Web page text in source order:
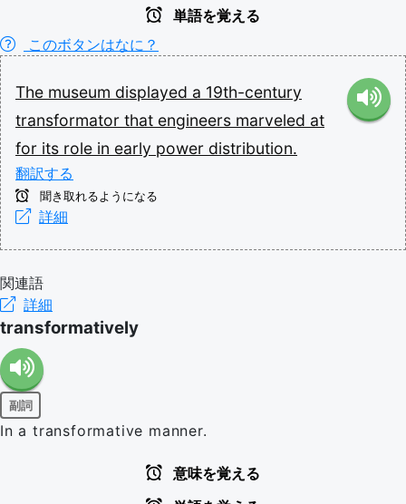
単語を覚える
このボタンはなに？
The museum displayed a 19th-century
transformator that engineers marveled at
for its role in early power distribution.
翻訳する
聞き取れるようになる
詳細
関連語
詳細
transformatively
副詞
In a transformative manner.
意味を覚える